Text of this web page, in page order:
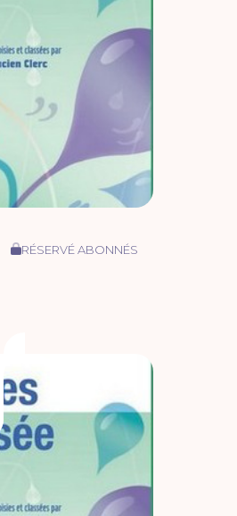
RÉSERVÉ ABONNÉS